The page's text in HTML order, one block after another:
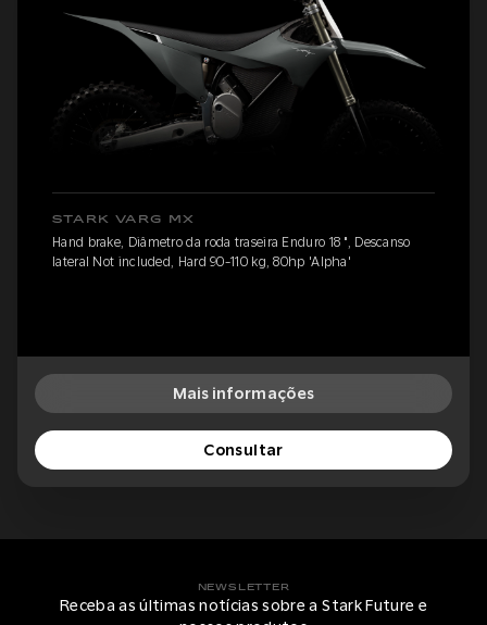
STARK VARG MX
Hand brake, Diâmetro da roda traseira Enduro 18 ", Descanso
lateral Not included, Hard 90-110 kg, 80hp 'Alpha'
Mais informações
Consultar
NEWSLETTER
Receba as últimas notícias sobre a Stark Future e